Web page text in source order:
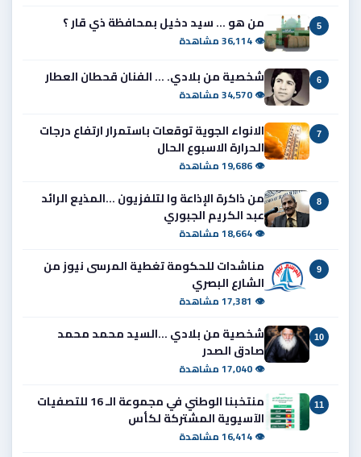
5 من هو ... سيد دخيل بمحافظة ذي قار ؟
👁 36,114 مشاهدة
6 شخصية من بلادي. ... الفنان قحطان العطار
👁 34,570 مشاهدة
7
الانواء الجوية توقعات باستمرار ارتفاع درجات
الحرارة الاسبوع الحال
👁 19,686 مشاهدة
8
من ذاكرة الإذاعة وا لتلفزيون ...المذيع الرائد
عبد الكريم الجبوري
👁 18,664 مشاهدة
9
مناشدات للحكومة تغطية المرسى نيوز من
الشارع البصري
👁 17,381 مشاهدة
10
شخصية من بلادي ...السيد محمد محمد
صادق الصدر
👁 17,040 مشاهدة
11
منتخبنا الوطني في مجموعة الـ 16 للتصفيات
الآسيوية المشتركة لكأس
👁 16,414 مشاهدة